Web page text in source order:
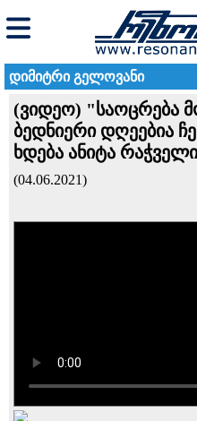
დიმიტრი გელოვანი
(ვიდეო) "საოცრება
ბედნიერი დღეებია
ხდება ანიტა
(04.06.2021)